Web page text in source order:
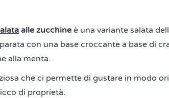
alle zucchine è una variante salata
con una base croccante a base di
alla menta.
che ci permette di gustare in modo
di proprietà.